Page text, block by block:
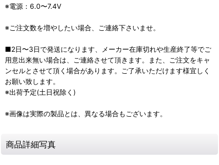
※電源：6.0〜7.4V
※ご注文数を増やしたい場合、ご連絡下さいませ。
■2日〜3日で発送になります、メーカー在庫切れや生産終了等でご
用意出来無い場合は、ご連絡させて頂きます。また、ご注文をキャ
ンセルとさせて頂く場合があります。ご了承いただけます様宜しく
お願い致します。
※出荷予定(土日祝除く)
※画像は実際の製品とは、異なる場合もございます。
商品詳細写真